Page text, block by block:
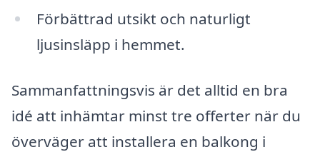
Förbättrad utsikt och naturligt
ljusinsläpp i hemmet.
Sammanfattningsvis är det alltid en bra
idé att inhämtar minst tre offerter när du
överväger att installera en balkong i